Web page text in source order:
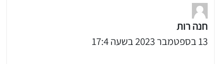
שלי "פודיק" כמנויים עוד היום!
חנה רות
13 בספטמבר 2023 בשעה 17:4